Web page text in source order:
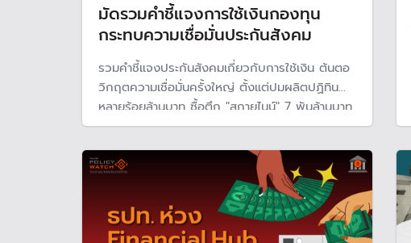
มัดรวมคำชี้แจงการใช้เงินกองทุน
กระทบความเชื่อมั่นประกันสังคม
รวมคำชี้แจงประกันสังคมเกี่ยวกับการใช้เงิน ต้นตอ
วิกฤตความเชื่อมั่นครั้งใหญ่ ตั้งแต่ปมผลิตปฏิทิน
หลายร้อยล้านบาท ซื้อตึก "สกายไนน์" 7 พันล้านบาท
แพงกว่าราคาตลาด ปรับปรุงโรงอาหาร 12 ล้านบาท
พนักงาน 35 ล้านบาท ระบบไอทีใหม่ 850 ล้านบาท
ลงทุนซื้อหุ้นชื่อดัง EA - STARK